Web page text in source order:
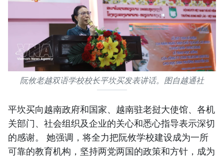
阮攸老越双语学校校长平坎买发表讲话。图自越通社
平坎买向越南政府和国家、越南驻老挝大使馆、各机
关部门、社会组织及企业的关心和悉心指导表示深切
的感谢。 她强调，将全力把阮攸学校建设成为一所
可靠的教育机构，坚持两党两国的政策和方针，成为